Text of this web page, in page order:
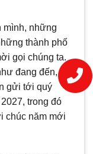
mình, những
thành phố
gọi chúng ta.
đang đến,
gửi tới quý
trong đó
chúc năm mới